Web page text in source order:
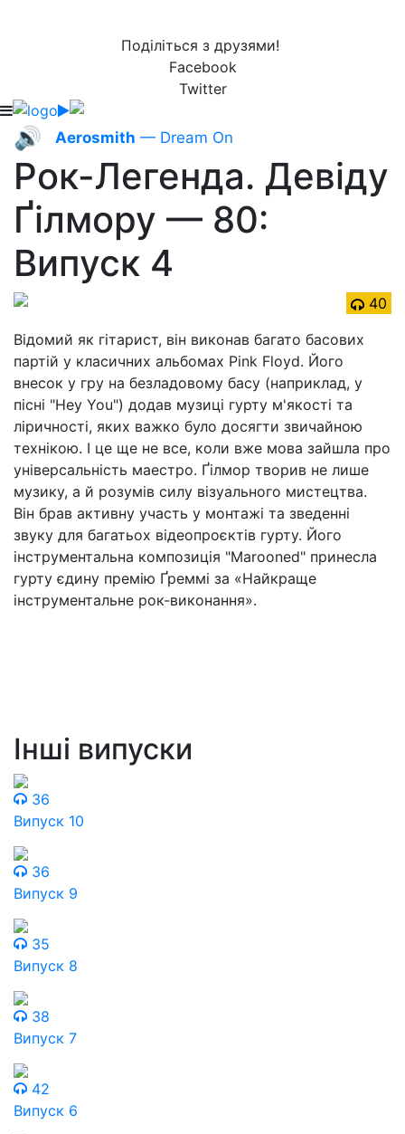
Поділіться з друзями!
Facebook
Twitter
🔊 Aerosmith — Dream On
Рок-Легенда. Девіду
Ґілмору — 80:
Випуск 4
40
Відомий як гітарист, він виконав багато басових
партій у класичних альбомах Pink Floyd. Його
внесок у гру на безладовому басу (наприклад, у
пісні "Hey You") додав музиці гурту м'якості та
ліричності, яких важко було досягти звичайною
технікою. І це ще не все, коли вже мова зайшла про
універсальність маестро. Ґілмор творив не лише
музику, а й розумів силу візуального мистецтва.
Він брав активну участь у монтажі та зведенні
звуку для багатьох відеопроєктів гурту. Його
інструментальна композиція "Marooned" принесла
гурту єдину премію Ґреммі за «Найкраще
інструментальне рок-виконання».
Інші випуски
36
Випуск 10
36
Випуск 9
35
Випуск 8
38
Випуск 7
42
Випуск 6